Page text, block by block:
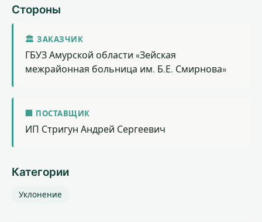
Стороны
🏛 ЗАКАЗЧИК
ГБУЗ Амурской области «Зейская
межрайонная больница им. Б.Е. Смирнова»
🏢 ПОСТАВЩИК
ИП Стригун Андрей Сергеевич
Категории
Уклонение